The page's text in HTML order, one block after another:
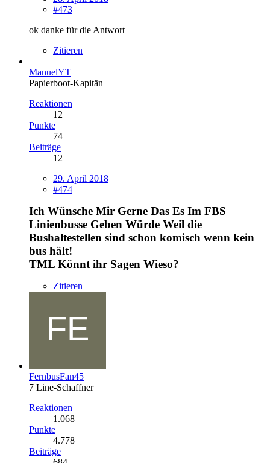
#473
ok danke für die Antwort
Zitieren
ManuelYT
Papierboot-Kapitän
Reaktionen
12
Punkte
74
Beiträge
12
29. April 2018
#474
Ich Wünsche Mir Gerne Das Es Im FBS
Linienbusse Geben Würde Weil die
Bushaltestellen sind schon komisch wenn kein
bus hält!
TML Könnt ihr Sagen Wieso?
Zitieren
FernbusFan45
7 Line-Schaffner
Reaktionen
1.068
Punkte
4.778
Beiträge